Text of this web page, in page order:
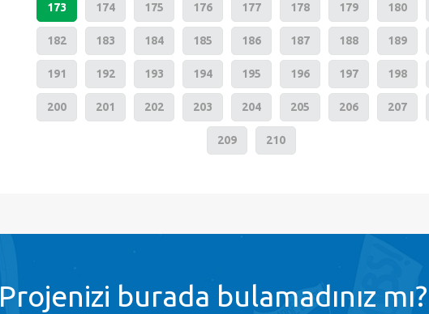
173 174 175 176 177 178 179 180
182 183 184 185 186 187 188 189
191 192 193 194 195 196 197 198
200 201 202 203 204 205 206 207
209 210
Projenizi burada bulamadınız mı?